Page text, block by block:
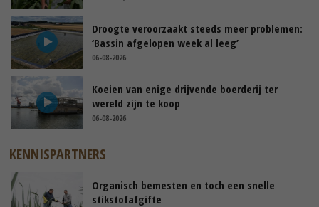
Droogte veroorzaakt steeds meer problemen:
‘Bassin afgelopen week al leeg’
06-08-2026
Koeien van enige drijvende boerderij ter
wereld zijn te koop
06-08-2026
KENNISPARTNERS
Organisch bemesten en toch een snelle
stikstofafgifte